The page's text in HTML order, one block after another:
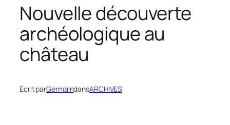
Nouvelle découverte
archéologique au
château
Écrit parGermaindansARCHIVES